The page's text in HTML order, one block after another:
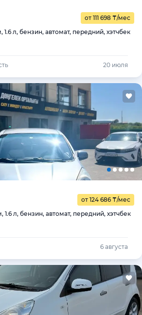
от 111 698 ₸/мес
1.6 л, бензин, автомат, передний, хэтчбек
20 июля
от 124 686 ₸/мес
1.6 л, бензин, автомат, передний, хэтчбек
6 августа